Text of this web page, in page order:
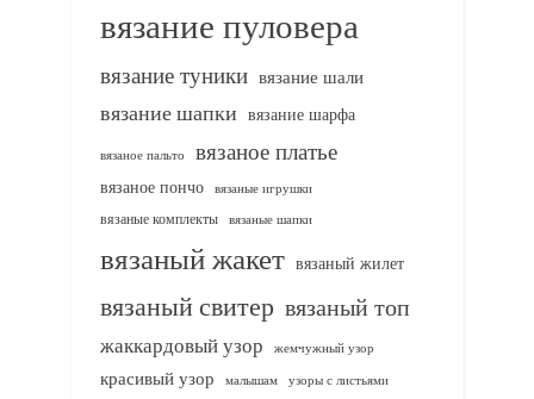
вязание пуловера
вязание туники вязание шали
вязание шапки вязание шарфа
вязаное пальто вязаное платье
вязаное пончо вязаные игрушки
вязаные комплекты
вязаные шапки
вязаный жакет вязаный жилет
вязаный свитер вязаный топ
жаккардовый узор жемчужный узор
красивый узор малышам узоры с листьями